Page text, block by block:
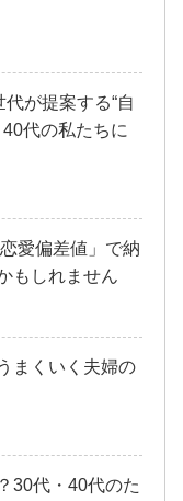
が提案する“自
代の私たちに
愛偏差値」で納
もしれません
まくいく夫婦の
30代・40代のた